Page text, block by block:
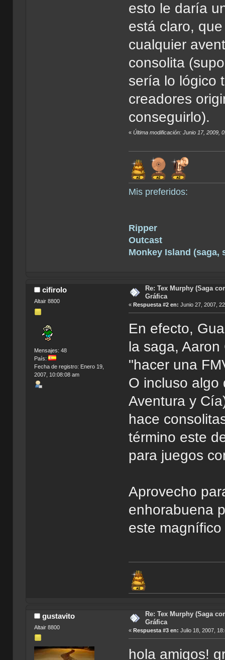
esto le daría
está claro,
cualquier
consolita
sería lo lógico
creadores
conseguirlo).
«Última modificación: Junio 17, 2009,
Mis preferidos:
Ripper
Outcast
Monkey Island (saga,
cifirolo
Altair 8800
Mensajes: 48
País:
Fecha de registro: Enero 19,
2007, 10:08:08 am
Re: Tex Murphy (Saga
Gráfica
«Respuesta #2 en: Junio 27, 2007,
En efecto,
la saga,
"hacer una
O incluso algo
Aventura y
hace
término este
para juegos
Aprovecho
enhorabuena
este
gustavito
Altair 8800
Re: Tex Murphy (Saga
Gráfica
« Respuesta #3 en: Julio 18, 2007,
hola amigos!